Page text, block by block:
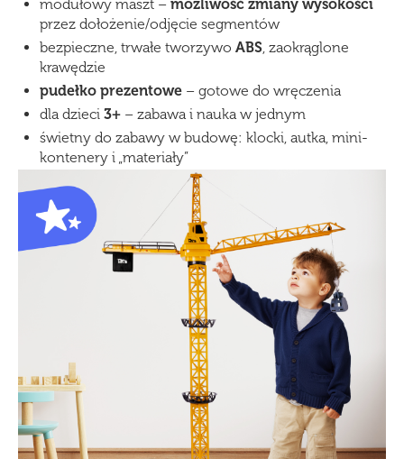
modułowy maszt – możliwość zmiany wysokości
przez dołożenie/odjęcie segmentów
bezpieczne, trwałe tworzywo ABS, zaokrąglone
krawędzie
pudełko prezentowe – gotowe do wręczenia
dla dzieci 3+ – zabawa i nauka w jednym
świetny do zabawy w budowę: klocki, autka, mini-
kontenery i „materiały”